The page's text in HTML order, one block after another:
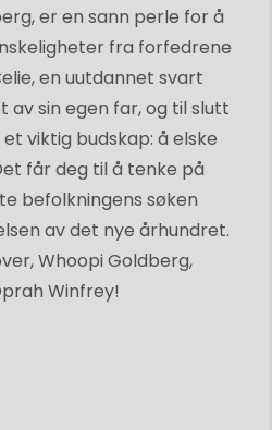
er en sann perle for å
fra forfedrene
en uutdannet svart
av sin egen far, og til slutt
viktig budskap: å elske
får deg til å tenke på
befolkningens søken
av det nye århundret.
Whoopi Goldberg,
Winfrey!